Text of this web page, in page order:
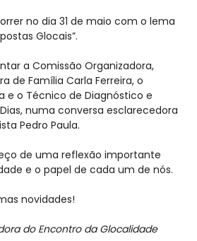
no dia 31 de maio com o lema
Glocais”.
a Comissão Organizadora,
de Família Carla Ferreira, o
e o Técnico de Diagnóstico e
numa conversa esclarecedora
Pedro Paula.
de uma reflexão importante
e o papel de cada um de nós.
novidades!
do Encontro da Glocalidade